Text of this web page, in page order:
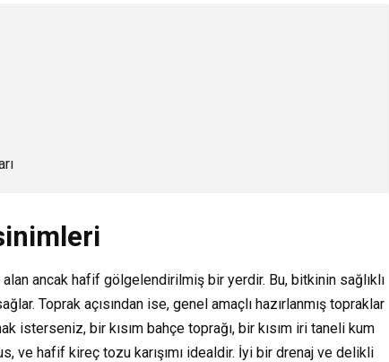
ancak hafif gölgelendirilmiş bir yerdir. Bu, bitkinin sağlıklı
Toprak açısından ise, genel amaçlı hazırlanmış topraklar
isterseniz, bir kısım bahçe toprağı, bir kısım iri taneli kum
ve hafif kireç tozu karışımı idealdir. İyi bir drenaj ve delikli